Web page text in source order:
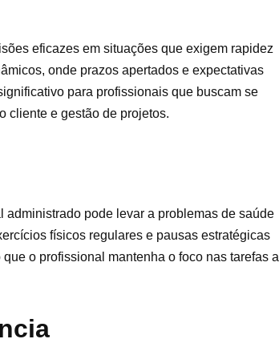
eficazes em situações que exigem rapidez
onde prazos apertados e expectativas
para profissionais que buscam se
cliente e gestão de projetos.
administrado pode levar a problemas de saúde
físicos regulares e pausas estratégicas
o profissional mantenha o foco nas tarefas a